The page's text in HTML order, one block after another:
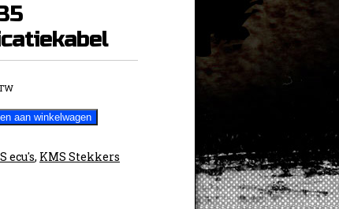
aan winkelwagen
ecu's, KMS Stekkers